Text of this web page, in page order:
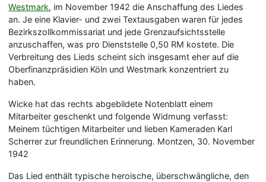
Westmark, im November 1942 die Anschaffung des Liedes
an. Je eine Klavier- und zwei Textausgaben waren für jedes
Bezirkszollkommissariat und jede Grenzaufsichtsstelle
anzuschaffen, was pro Dienststelle 0,50 RM kostete. Die
Verbreitung des Lieds scheint sich insgesamt eher auf die
Oberfinanzpräsidien Köln und Westmark konzentriert zu
haben.
Wicke hat das rechts abgebildete Notenblatt einem
Mitarbeiter geschenkt und folgende Widmung verfasst:
Meinem tüchtigen Mitarbeiter und lieben Kameraden Karl
Scherrer zur freundlichen Erinnerung. Montzen, 30. November
1942
Das Lied enthält typische heroische, überschwängliche, den